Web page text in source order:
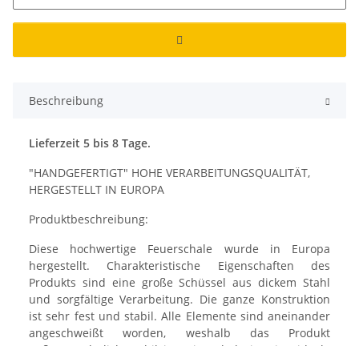
Beschreibung
Lieferzeit 5 bis 8 Tage.
"HANDGEFERTIGT" HOHE VERARBEITUNGSQUALITÄT,
HERGESTELLT IN EUROPA
Produktbeschreibung:
Diese hochwertige Feuerschale wurde in Europa
hergestellt. Charakteristische Eigenschaften des
Produkts sind eine große Schüssel aus dickem Stahl
und sorgfältige Verarbeitung. Die ganze Konstruktion
ist sehr fest und stabil. Alle Elemente sind aneinander
angeschweißt worden, weshalb das Produkt